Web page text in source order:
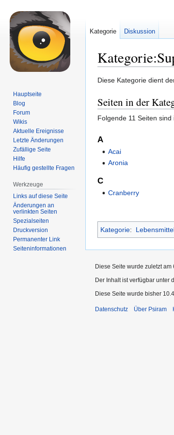
Zur
springen
Zur
springen
Diese Kategorie dient
Seiten in der
Folgende 11 Seiten
A
Acai
Aronia
C
Cranberry
Kategorie:
Kategorie Diskussion
Hauptseite
Blog
Forum
Wikis
Aktuelle Ereignisse
Letzte Änderungen
Zufällige Seite
Hilfe
Häufig gestellte Fragen
Werkzeuge
Links auf diese Seite
Änderungen an
verlinkten Seiten
Spezialseiten
Druckversion
Permanenter Link
Seiten­informationen
Diese Seite wurde zuletzt
Der Inhalt ist verfügbar unter
Diese Seite wurde bisher
Datenschutz Über Psiram